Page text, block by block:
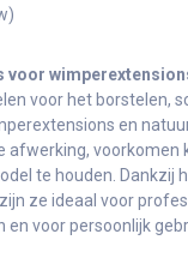
voor
voor het borstelen,
en
afwerking, voorkomen
te houden. Dankzij
ze ideaal voor
voor persoonlijk